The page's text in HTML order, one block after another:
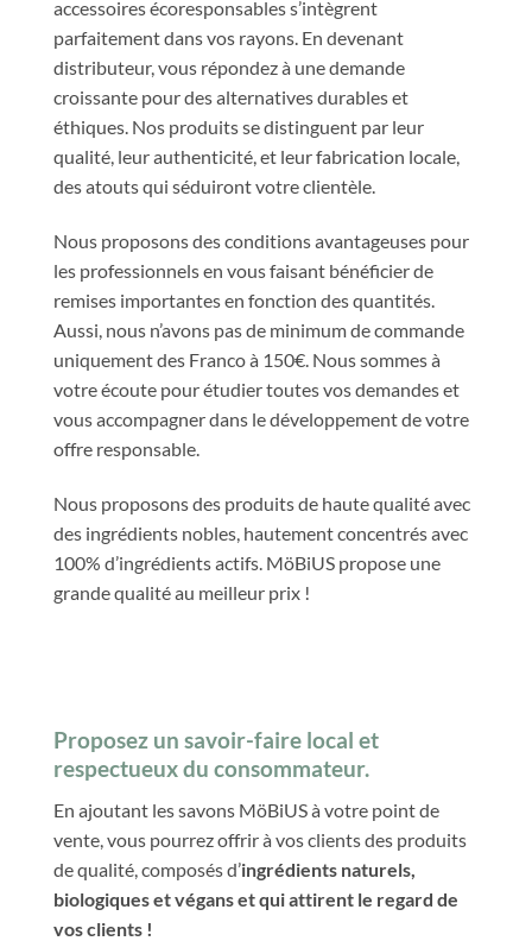
accessoires écoresponsables s’intègrent
parfaitement dans vos rayons. En devenant
distributeur, vous répondez à une demande
croissante pour des alternatives durables et
éthiques. Nos produits se distinguent par leur
qualité, leur authenticité, et leur fabrication locale,
des atouts qui séduiront votre clientèle.
Nous proposons des conditions avantageuses pour
les professionnels en vous faisant bénéficier de
remises importantes en fonction des quantités.
Aussi, nous n’avons pas de minimum de commande
uniquement des Franco à 150€. Nous sommes à
votre écoute pour étudier toutes vos demandes et
vous accompagner dans le développement de votre
offre responsable.
Nous proposons des produits de haute qualité avec
des ingrédients nobles, hautement concentrés avec
100% d’ingrédients actifs. MöBiUS propose une
grande qualité au meilleur prix !
Proposez un savoir-faire local et
respectueux du consommateur.
En ajoutant les savons MöBiUS à votre point de
vente, vous pourrez offrir à vos clients des produits
de qualité, composés d’ingrédients naturels,
biologiques et végans et qui attirent le regard de
vos clients !